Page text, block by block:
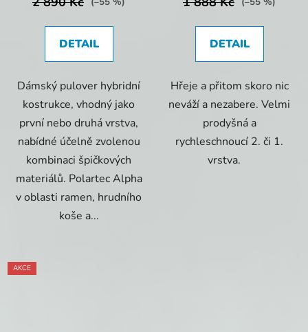
DETAIL
Dámský pulover hybridní
kostrukce, vhodný jako
první nebo druhá vrstva,
nabídné účelně zvolenou
kombinaci špičkových
materiálů. Polartec Alpha
v oblasti ramen, hrudního
koše a...
DETAIL
Hřeje a přitom skoro nic
neváží a nezabere. Velmi
prodyšná a
rychleschnoucí 2. či 1.
vrstva.
AKCE